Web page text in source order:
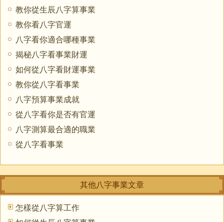
教你從生辰八字算事業
教你看八字官運
八字看你適合哪種事業
揭秘八字看事業財運
如何從八字看財運事業
教你從八字看事業
八字預算事業成就
從八字看你是否有官運
八字測算最合適的職業
從八字看事業
其他八字事業文章
怎樣從八字算工作